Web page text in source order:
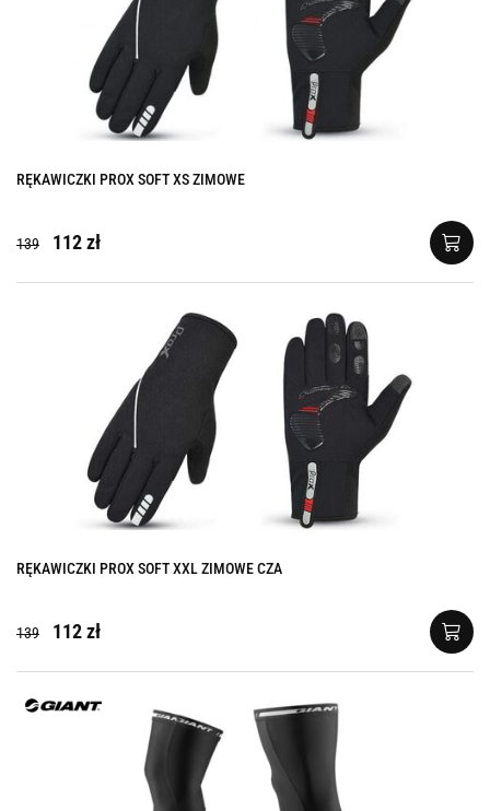
RĘKAWICZKI PROX SOFT XS ZIMOWE
139 112 zł
RĘKAWICZKI PROX SOFT XXL ZIMOWE CZA
139 112 zł